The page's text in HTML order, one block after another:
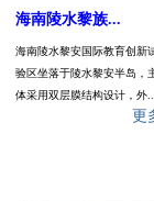
海南陵水黎族...
海南陵水黎安国际教育创新
验区坐落于陵水黎安半岛，
体采用双层膜结构设计，外
更